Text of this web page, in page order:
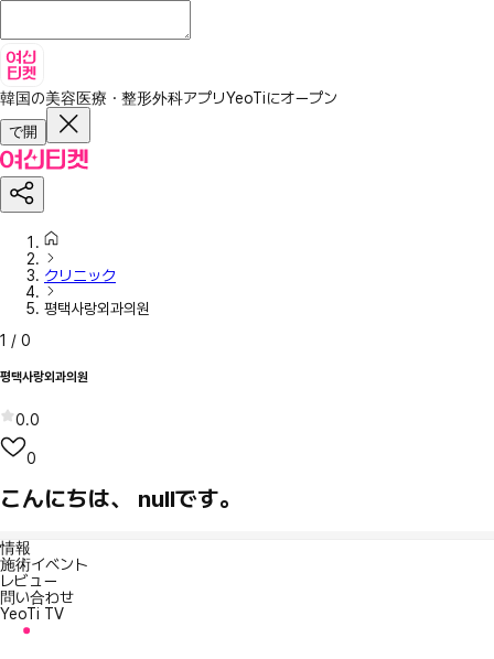
韓国の美容医療・整形外科アプリYeoTiにオープン
で開
クリニック
평택사랑외과의원
1 / 0
평택사랑외과의원
0.0
0
こんにちは、 nullです。
情報
施術イベント
レビュー
問い合わせ
YeoTi TV